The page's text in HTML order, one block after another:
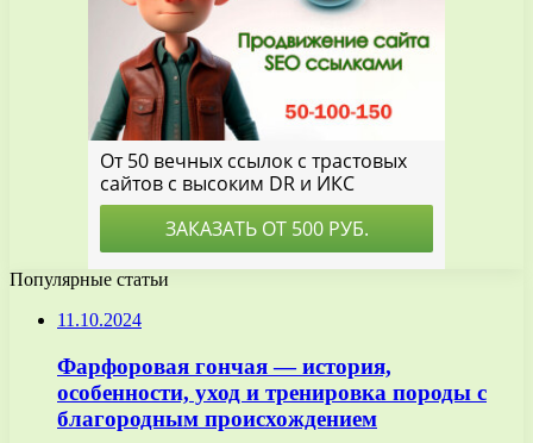
Популярные статьи
11.10.2024
Фарфоровая гончая — история,
особенности, уход и тренировка породы с
благородным происхождением